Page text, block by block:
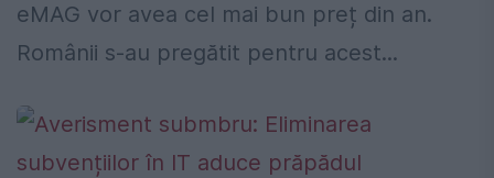
eMAG vor avea cel mai bun preț din an.
Românii s-au pregătit pentru acest...